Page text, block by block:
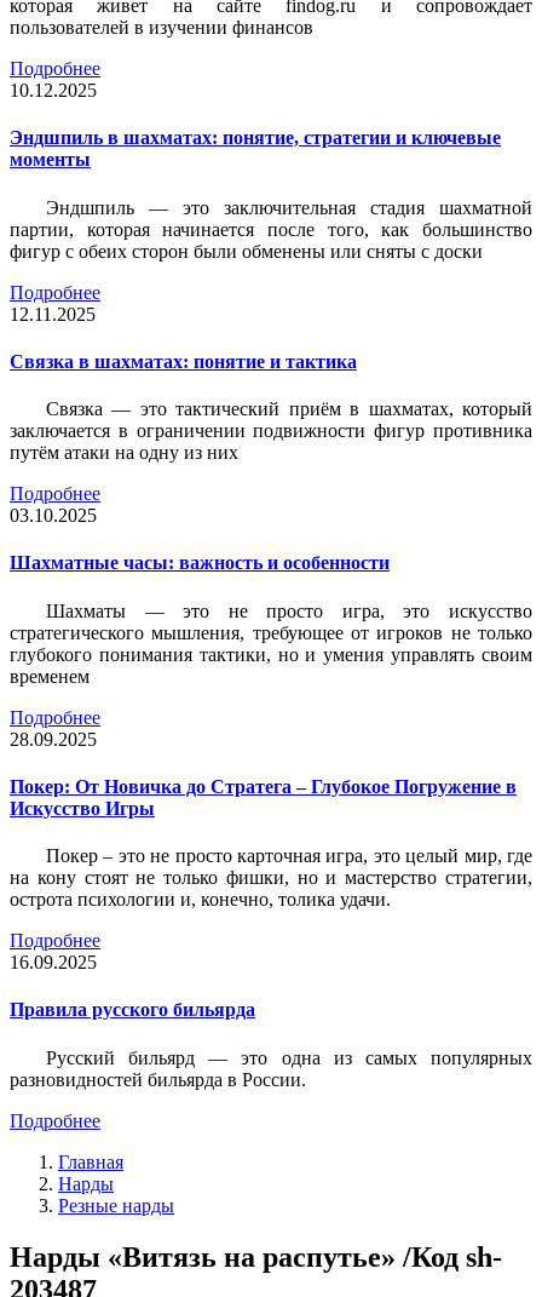
которая живет на сайте findog.ru и сопровождает
пользователей в изучении финансов
Подробнее
10.12.2025
Эндшпиль в шахматах: понятие, стратегии и ключевые
моменты
Эндшпиль — это заключительная стадия шахматной
партии, которая начинается после того, как большинство
фигур с обеих сторон были обменены или сняты с доски
Подробнее
12.11.2025
Связка в шахматах: понятие и тактика
Связка — это тактический приём в шахматах, который
заключается в ограничении подвижности фигур противника
путём атаки на одну из них
Подробнее
03.10.2025
Шахматные часы: важность и особенности
Шахматы — это не просто игра, это искусство
стратегического мышления, требующее от игроков не только
глубокого понимания тактики, но и умения управлять своим
временем
Подробнее
28.09.2025
Покер: От Новичка до Стратега – Глубокое Погружение в
Искусство Игры
Покер – это не просто карточная игра, это целый мир, где
на кону стоят не только фишки, но и мастерство стратегии,
острота психологии и, конечно, толика удачи.
Подробнее
16.09.2025
Правила русского бильярда
Русский бильярд — это одна из самых популярных
разновидностей бильярда в России.
Подробнее
Главная
Нарды
Резные нарды
Нарды «Витязь на распутье» /Код sh-
203487